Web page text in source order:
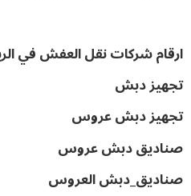
ارقام شركات نقل العفش في
تجهيز دبش
تجهيز دبش عروس
صناديق دبش عروس
صناديق_دبش العروس